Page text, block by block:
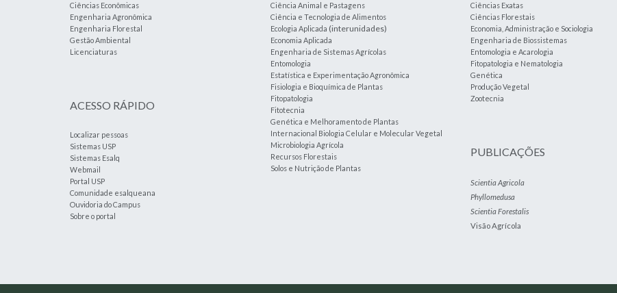
Ciências Econômicas
Engenharia Agronômica
Engenharia Florestal
Gestão Ambiental
Licenciaturas
ACESSO RÁPIDO
Localizar pessoas
Sistemas USP
Sistemas Esalq
Webmail
Portal USP
Comunidade esalqueana
Ouvidoria do Campus
Sobre o portal
Ciência Animal e Pastagens
Ciência e Tecnologia de Alimentos
Ecologia Aplicada (interunidades)
Economia Aplicada
Engenharia de Sistemas Agrícolas
Entomologia
Estatística e Experimentação Agronômica
Fisiologia e Bioquímica de Plantas
Fitopatologia
Fitotecnia
Genética e Melhoramento de Plantas
Internacional Biologia Celular e Molecular Vegetal
Microbiologia Agrícola
Recursos Florestais
Solos e Nutrição de Plantas
Ciências Exatas
Ciências Florestais
Economia, Administração e Sociologia
Engenharia de Biossistemas
Entomologia e Acarologia
Fitopatologia e Nematologia
Genética
Produção Vegetal
Zootecnia
PUBLICAÇÕES
Scientia Agricola
Phyllomedusa
Scientia Forestalis
Visão Agrícola